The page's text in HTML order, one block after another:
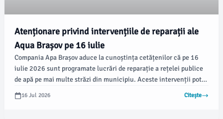
Atenționare privind intervențiile de reparații ale
Aqua Brașov pe 16 iulie
Compania Apa Brașov aduce la cunoștința cetățenilor că pe 16
iulie 2026 sunt programate lucrări de reparație a rețelei publice
de apă pe mai multe străzi din municipiu. Aceste intervenții pot
cauza întreruperi temporare în alimentarea cu apă, dar și alte
neplăceri pentru locuitori.
16 Jul 2026 Citește